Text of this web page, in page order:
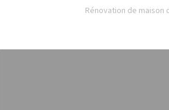
Rénovation de maison